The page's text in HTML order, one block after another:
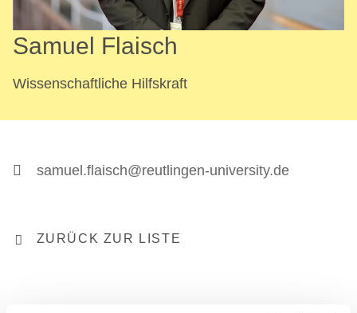
Samuel Flaisch
Wissenschaftliche Hilfskraft
samuel.flaisch@reutlingen-university.de
ZURÜCK ZUR LISTE